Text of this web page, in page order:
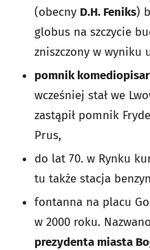
(obecny D.H. Feniks)
globus na szczycie
zniszczony w wyniku
pomnik
wcześniej stał we
zastąpił pomnik
Prus,
do lat 70. w Rynku
tu także stacja
fontanna na placu
w 2000 roku.
prezydenta miasta